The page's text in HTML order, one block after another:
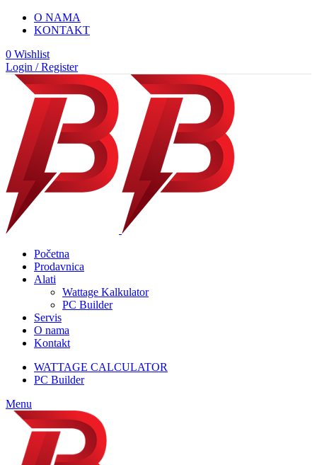
O NAMA
KONTAKT
0 Wishlist
Login / Register
Početna
Prodavnica
Alati
Wattage Kalkulator
PC Builder
Servis
O nama
Kontakt
WATTAGE CALCULATOR
PC Builder
Menu